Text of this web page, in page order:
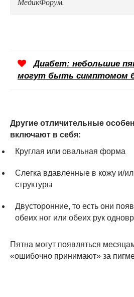
Диабет: небольшие
могут быть симптомом
Другие отличительные
включают в себя:
Круглая или овальная форма
Слегка вдавленные в кожу и/
структуры
Двусторонние, то есть они
обеих ног или обеих рук
Пятна могут появляться
«ошибочно принимают» за